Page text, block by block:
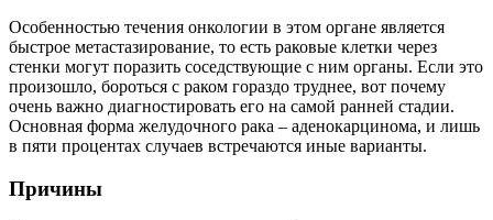
Особенностью течения онкологии в этом органе является
быстрое метастазирование, то есть раковые клетки через
стенки могут поразить соседствующие с ним органы. Если это
произошло, бороться с раком гораздо труднее, вот почему
очень важно диагностировать его на самой ранней стадии.
Основная форма желудочного рака – аденокарцинома, и лишь
в пяти процентах случаев встречаются иные варианты.
Причины